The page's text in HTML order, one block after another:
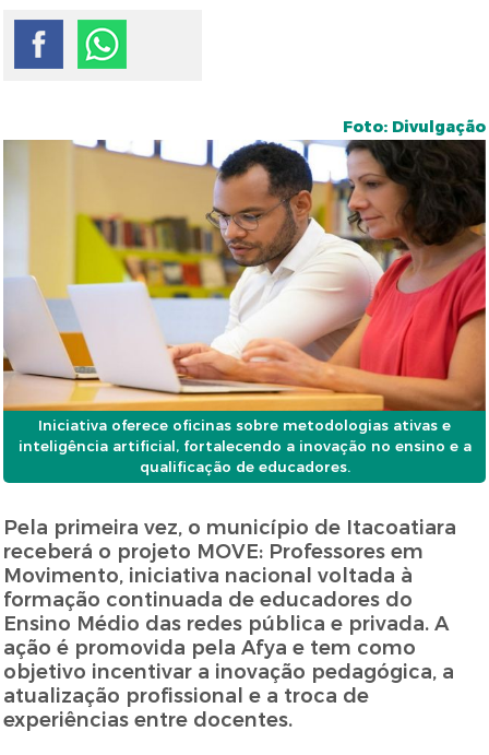
Foto: Divulgação
Iniciativa oferece oficinas sobre metodologias ativas e
inteligência artificial, fortalecendo a inovação no ensino e a
qualificação de educadores.
Pela primeira vez, o município de Itacoatiara
receberá o projeto MOVE: Professores em
Movimento, iniciativa nacional voltada à
formação continuada de educadores do
Ensino Médio das redes pública e privada. A
ação é promovida pela Afya e tem como
objetivo incentivar a inovação pedagógica, a
atualização profissional e a troca de
experiências entre docentes.